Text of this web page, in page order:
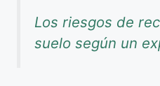
Los riesgos de
suelo según un